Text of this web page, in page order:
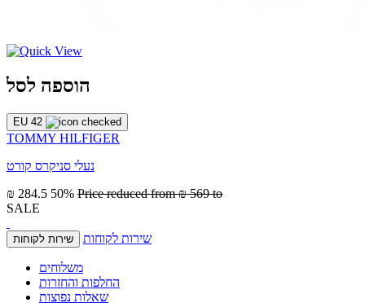
הוספה לסל
EU 42
TOMMY HILFIGER
נעלי סניקרס קורט
₪ 284.5 50% Price reduced from₪ 569 to
SALE
שירות לקוחות שירות לקוחות
משלוחים
החלפות והחזרות
שאלות נפוצות